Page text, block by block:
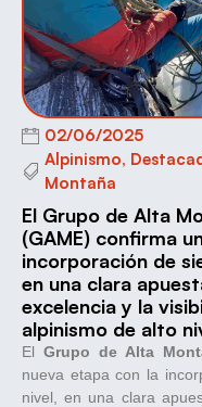
02/06/2025
Alpinismo,
Montaña
El Grupo de Alta
(GAME) confirma
incorporación de
en una clara
excelencia y la
alpinismo de alto
El Grupo de Alta
nueva etapa con la
nivel, en una clara